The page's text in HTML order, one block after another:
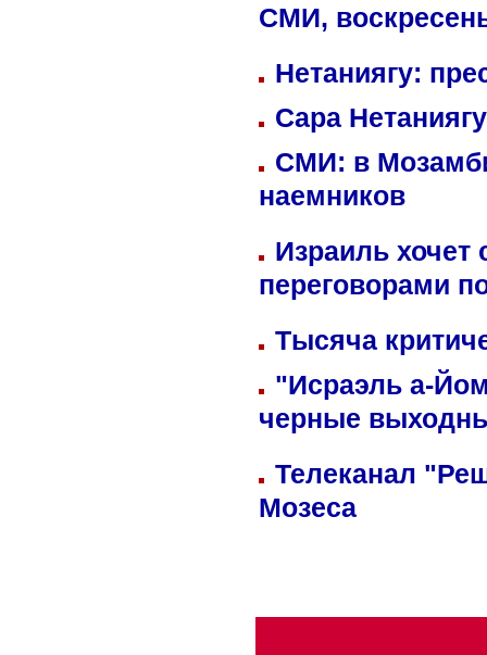
СМИ,
Нетаниягу:
Сара
СМИ: в
наемников
Израиль хочет
переговорами
Тысяча
"Исраэль а-
черные
Телеканал
Мозеса